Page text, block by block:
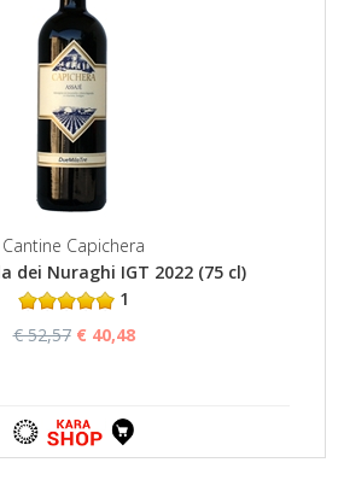
Cantine Capichera
dei Nuraghi IGT 2022 (75 cl)
1
€ 52,57 € 40,48